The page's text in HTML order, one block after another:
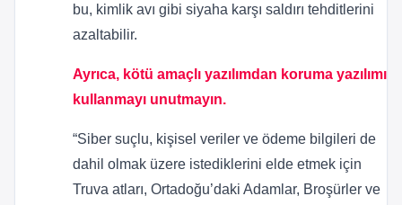
bu, kimlik avı gibi siyaha karşı saldırı tehditlerini
azaltabilir.
Ayrıca, kötü amaçlı yazılımdan koruma yazılımı
kullanmayı unutmayın.
“Siber suçlu, kişisel veriler ve ödeme bilgileri de
dahil olmak üzere istediklerini elde etmek için
Truva atları, Ortadoğu’daki Adamlar, Broşürler ve